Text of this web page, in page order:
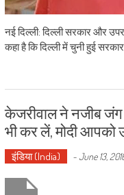
नई दिल्‍ली: दिल्‍ली सरकार और
कहा है कि दिल्ली में चुनी हुई
केजरीवाल ने नजीब
भी कर लें, मोदी आपको
इंडिया (India) -June 13,